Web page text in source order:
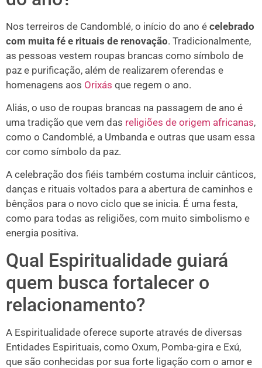
Nos terreiros de Candomblé, o início do ano é celebrado
com muita fé e rituais de renovação. Tradicionalmente,
as pessoas vestem roupas brancas como símbolo de
paz e purificação, além de realizarem oferendas e
homenagens aos Orixás que regem o ano.
Aliás, o uso de roupas brancas na passagem de ano é
uma tradição que vem das religiões de origem africanas,
como o Candomblé, a Umbanda e outras que usam essa
cor como símbolo da paz.
A celebração dos fiéis também costuma incluir cânticos,
danças e rituais voltados para a abertura de caminhos e
bênçãos para o novo ciclo que se inicia. É uma festa,
como para todas as religiões, com muito simbolismo e
energia positiva.
Qual Espiritualidade guiará
quem busca fortalecer o
relacionamento?
A Espiritualidade oferece suporte através de diversas
Entidades Espirituais, como Oxum, Pomba-gira e Exú,
que são conhecidas por sua forte ligação com o amor e